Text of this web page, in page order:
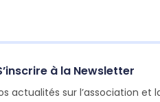
à la Newsletter
actualités sur l’association et